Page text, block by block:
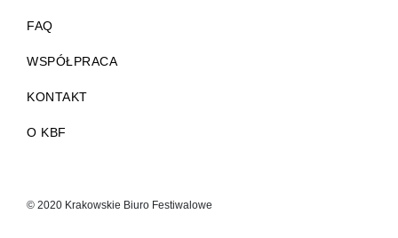
FAQ
WSPÓŁPRACA
KONTAKT
O KBF
© 2020 Krakowskie Biuro Festiwalowe